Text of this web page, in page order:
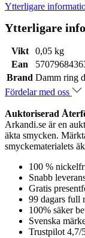
Ytterligare
Ytterligare
Vikt
0,05 kg
Ean
Brand Damm ring
Fördelar med oss
Auktoriserad
Arkandi.se är en
äkta smycken.
smyckematerialets
100 %
Snabb
Gratis
99 dagars full
100% säker
Svenska
Trustpilot 4,7/